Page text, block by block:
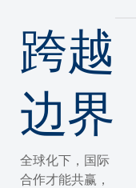
跨越
边界
全球化下，国际
合作才能共赢，